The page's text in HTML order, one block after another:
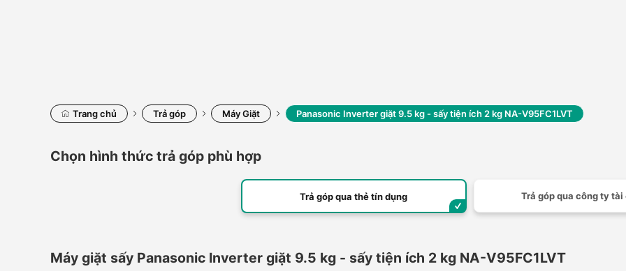
Trang chủ Trả góp Máy Giặt Panasonic Inverter giặt 9.5 kg - sấy tiện ích 2 kg NA-V95FC1LVT
Chọn hình thức trả góp phù hợp
Trả góp qua thẻ tín dụng Trả góp qua công ty tài
Máy giặt sấy Panasonic Inverter giặt 9.5 kg - sấy tiện ích 2 kg NA-V95FC1LVT